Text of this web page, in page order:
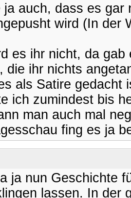
ja auch, dass es
wird (In der
es ihr nicht, da
die ihr nichts
als Satire gedacht
ich zumindest bis
man auch mal
fing es ja
ja nun Geschichte
lassen. In der